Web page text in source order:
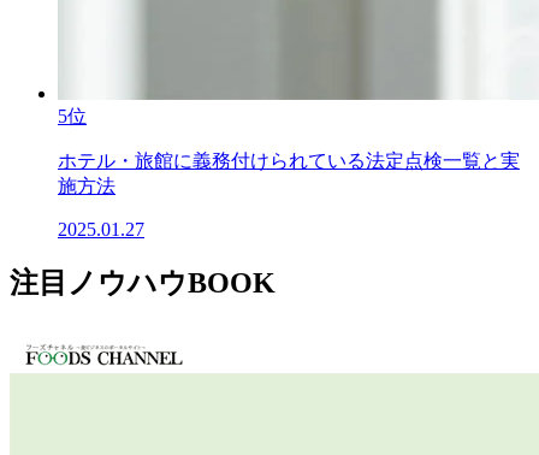
5位
ホテル・旅館に義務付けられている法定点検一覧と実
施方法
2025.01.27
注目ノウハウBOOK